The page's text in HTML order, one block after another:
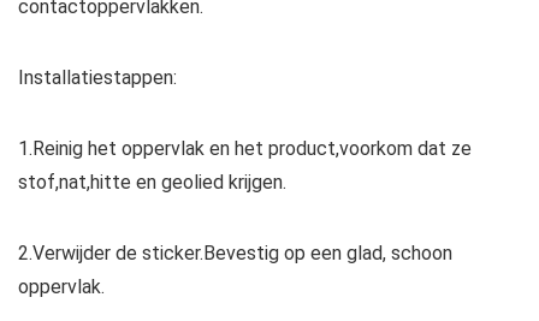
contactoppervlakken.
Installatiestappen:
1.Reinig het oppervlak en het product,voorkom dat ze
stof,nat,hitte en geolied krijgen.
2.Verwijder de sticker.Bevestig op een glad, schoon
oppervlak.